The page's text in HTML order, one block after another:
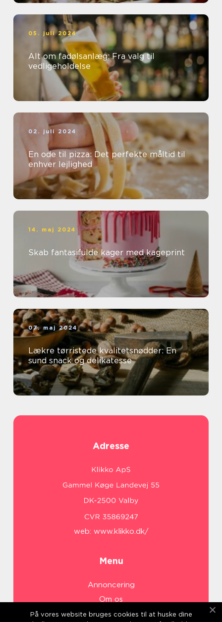
05. juli 2024
Alt om fadølsanlæg: Fra valg til
vedligeholdelse
02. juli 2024
En ode til pizza: Det perfekte måltid til
enhver lejlighed
14. maj 2024
Skab fantasifulde kager med kageprint
07. maj 2024
Lækre tørristede kvalitetsnødder: En
sund snack og delikatesse
Adresse
web: www.klikko.dk/
Menu
Annoncering
Om os
Cookies
På vores website bruges cookies til at huske dine